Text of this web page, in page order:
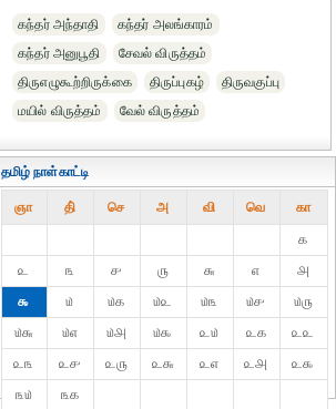
கந்தர் அந்தாதி
கந்தர் அலங்காரம்
கந்தர் அனுபூதி
சேவல் விருத்தம்
திருஎழுகூற்றிருக்கை
திருப்புகழ்
திருவகுப்பு
மயில் விருத்தம்
வேல் விருத்தம்
தமிழ் நாள்காட்டி
ஞா தி் செ அ வி வெ கா
௧
௨
௩ ௪ ௫ ௬ ௭
௮
௯
௰ ௰௧ ௰௨ ௰௩ ௰௪
௰௫
௰௬
௰௭ ௰௮ ௰௯ ௨௰ ௨௧
௨௨
௨௩
௨௪ ௨௫ ௨௬ ௨௭ ௨௮
௨௯
௩௰
௩௧